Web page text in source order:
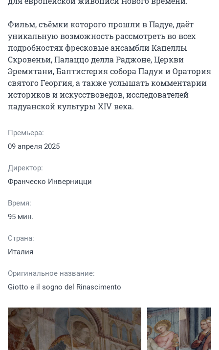
Фильм, съёмки которого прошли в Падуе, даёт
уникальную возможность рассмотреть во всех
подробностях фресковые ансамбли Капеллы
Скровеньи, Палаццо делла Раджоне, Церкви
Эремитани, Баптистерия собора Падуи и Оратория
святого Георгия, а также услышать комментарии
историков и искусствоведов, исследователей
падуанской культуры XIV века.
Премьера:
09 апреля 2025
Директор:
Франческо Инверницци
Время:
95 мин.
Страна:
Италия
Оригинальное название:
Giotto e il sogno del Rinascimento